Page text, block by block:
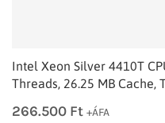
Intel Xeon Silver 4410T
Threads, 26.25 MB Cache,
266.500 Ft +ÁFA